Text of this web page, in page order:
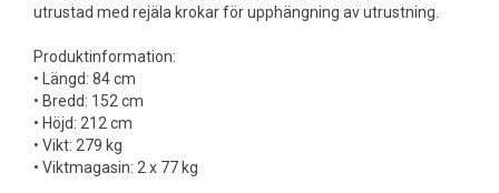
utrustad med rejäla krokar för upphängning av utrustning.
Produktinformation:
• Längd: 84 cm
• Bredd: 152 cm
• Höjd: 212 cm
• Vikt: 279 kg
• Viktmagasin: 2 x 77 kg